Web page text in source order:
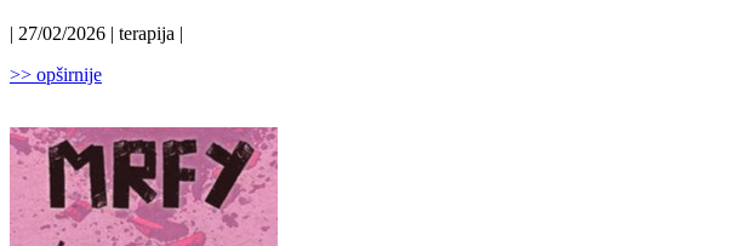
| 27/02/2026 | terapija |
>> opširnije